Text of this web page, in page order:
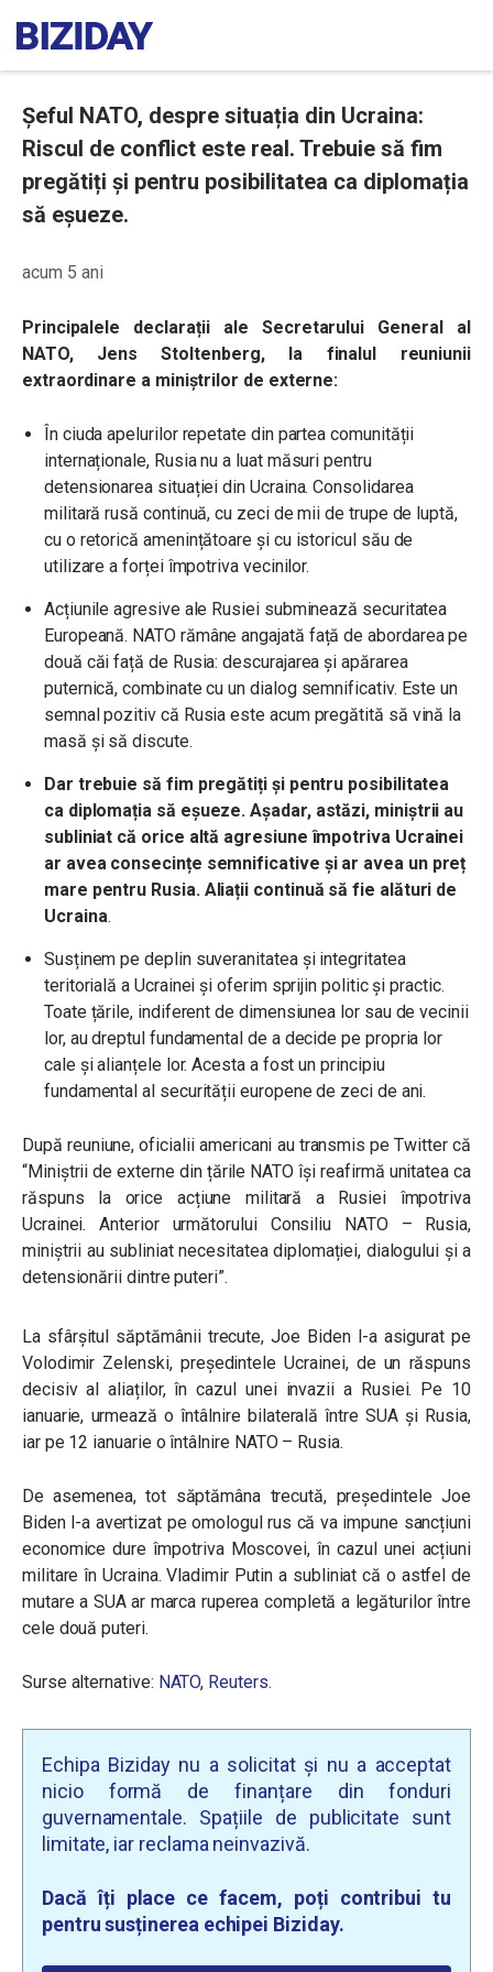
Șeful NATO, despre situația din Ucraina:
Riscul de conflict este real. Trebuie să fim
pregătiți și pentru posibilitatea ca diplomația
să eșueze.
acum 5 ani
Principalele declarații ale Secretarului General al
NATO, Jens Stoltenberg, la finalul reuniunii
extraordinare a miniștrilor de externe:
În ciuda apelurilor repetate din partea comunității
internaționale, Rusia nu a luat măsuri pentru
detensionarea situației din Ucraina. Consolidarea
militară rusă continuă, cu zeci de mii de trupe de luptă,
cu o retorică amenințătoare și cu istoricul său de
utilizare a forței împotriva vecinilor.
Acțiunile agresive ale Rusiei subminează securitatea
Europeană. NATO rămâne angajată față de abordarea pe
două căi față de Rusia: descurajarea și apărarea
puternică, combinate cu un dialog semnificativ. Este un
semnal pozitiv că Rusia este acum pregătită să vină la
masă și să discute.
Dar trebuie să fim pregătiți și pentru posibilitatea
ca diplomația să eșueze. Așadar, astăzi, miniștrii au
subliniat că orice altă agresiune împotriva Ucrainei
ar avea consecințe semnificative și ar avea un preț
mare pentru Rusia. Aliații continuă să fie alături de
Ucraina.
Susținem pe deplin suveranitatea și integritatea
teritorială a Ucrainei și oferim sprijin politic și practic.
Toate țările, indiferent de dimensiunea lor sau de vecinii
lor, au dreptul fundamental de a decide pe propria lor
cale și alianțele lor. Acesta a fost un principiu
fundamental al securității europene de zeci de ani.
După reuniune, oficialii americani au transmis pe Twitter că
“Miniștrii de externe din țările NATO își reafirmă unitatea ca
răspuns la orice acțiune militară a Rusiei împotriva
Ucrainei. Anterior următorului Consiliu NATO – Rusia,
miniștrii au subliniat necesitatea diplomației, dialogului și a
detensionării dintre puteri”.
La sfârșitul săptămânii trecute, Joe Biden l-a asigurat pe
Volodimir Zelenski, președintele Ucrainei, de un răspuns
decisiv al aliaților, în cazul unei invazii a Rusiei. Pe 10
ianuarie, urmează o întâlnire bilaterală între SUA și Rusia,
iar pe 12 ianuarie o întâlnire NATO – Rusia.
De asemenea, tot săptămâna trecută, președintele Joe
Biden l-a avertizat pe omologul rus că va impune sancțiuni
economice dure împotriva Moscovei, în cazul unei acțiuni
militare în Ucraina. Vladimir Putin a subliniat că o astfel de
mutare a SUA ar marca ruperea completă a legăturilor între
cele două puteri.
Surse alternative: NATO, Reuters.
Echipa Biziday nu a solicitat și nu a acceptat
nicio formă de finanțare din fonduri
guvernamentale. Spațiile de publicitate sunt
limitate, iar reclama neinvazivă.
Dacă îți place ce facem, poți contribui tu
pentru susținerea echipei Biziday.